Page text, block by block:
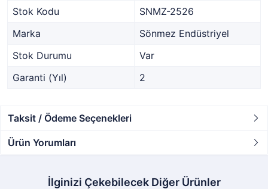
Stok Kodu
SNMZ-2526
Marka
Sönmez Endüstriyel
Stok Durumu
Var
Garanti (Yıl)
2
Taksit / Ödeme Seçenekleri
Ürün Yorumları
İlginizi Çekebilecek Diğer Ürünler